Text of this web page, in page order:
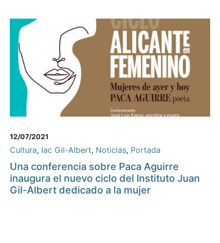
12/07/2021
Cultura, Iac Gil-Albert, Noticias, Portada
Una conferencia sobre Paca Aguirre
inaugura el nuevo ciclo del Instituto Juan
Gil-Albert dedicado a la mujer